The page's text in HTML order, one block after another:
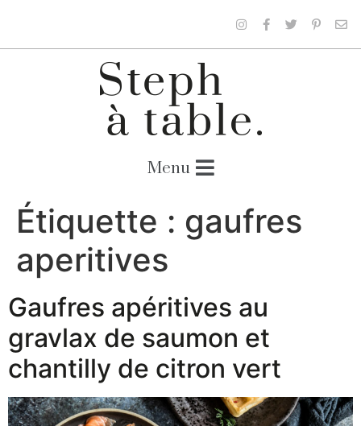
Étiquette : gaufres
aperitives
Gaufres apéritives au
gravlax de saumon et
chantilly de citron vert